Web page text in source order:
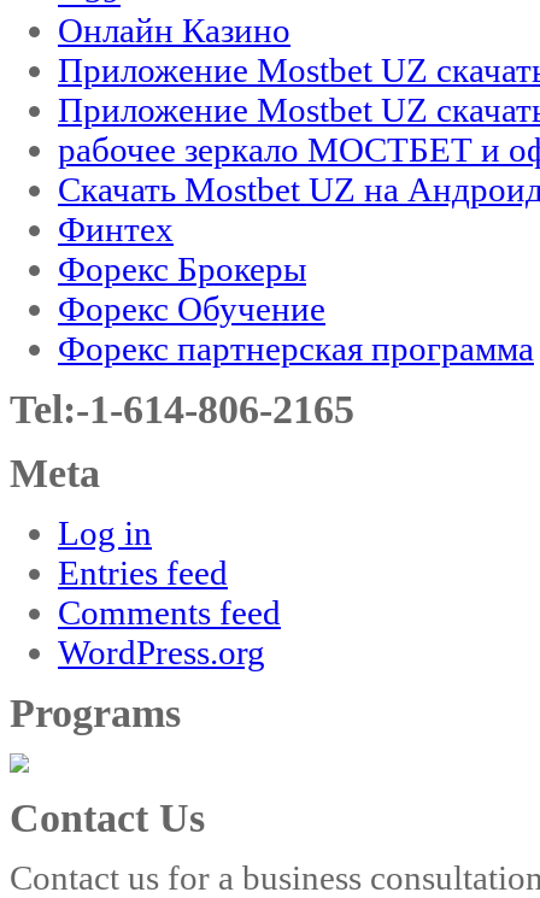
Онлайн Казино
Приложение Mostbet UZ
Приложение Mostbet UZ
рабочее зеркало МОСТБЕТ и
Скачать Mostbet UZ на
Финтех
Форекс Брокеры
Форекс Обучение
Форекс партнерская программа
Tel:-1-614-806-2165
Meta
Log in
Entries feed
Comments feed
WordPress.org
Programs
Contact Us
Contact us for a business